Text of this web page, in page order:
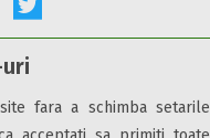
fara a schimba setarile